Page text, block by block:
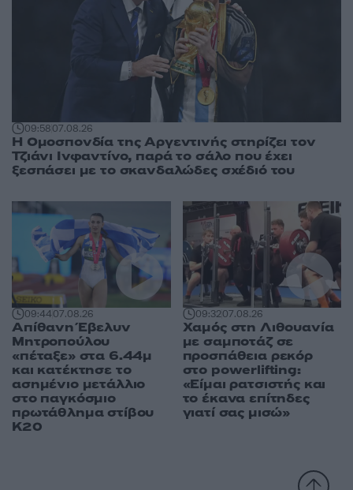
09:5807.08.26
Η Ομοσπονδία της Αργεντινής στηρίζει τον
Τζιάνι Ινφαντίνο, παρά το σάλο που έχει
ξεσπάσει με το σκανδαλώδες σχέδιό του
09:4407.08.26
Απίθανη Έβελυν
Μητροπούλου
«πέταξε» στα 6.44μ
και κατέκτησε το
ασημένιο μετάλλιο
στο παγκόσμιο
πρωτάθλημα στίβου
Κ20
09:3207.08.26
Χαμός στη Λιθουανία
με σαμποτάζ σε
προσπάθεια ρεκόρ
στο powerlifting:
«Είμαι ρατσιστής και
το έκανα επίτηδες
γιατί σας μισώ»